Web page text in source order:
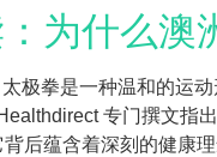
为什么澳
极拳是一种温和的运
专门撰文指
后蕴含着深刻的健康